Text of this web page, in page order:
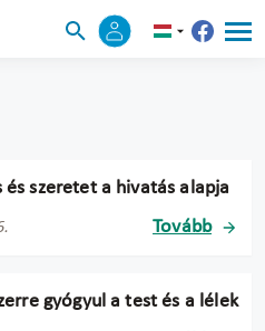
és szeretet a hivatás alapja
Tovább
gyógyul a test és a lélek